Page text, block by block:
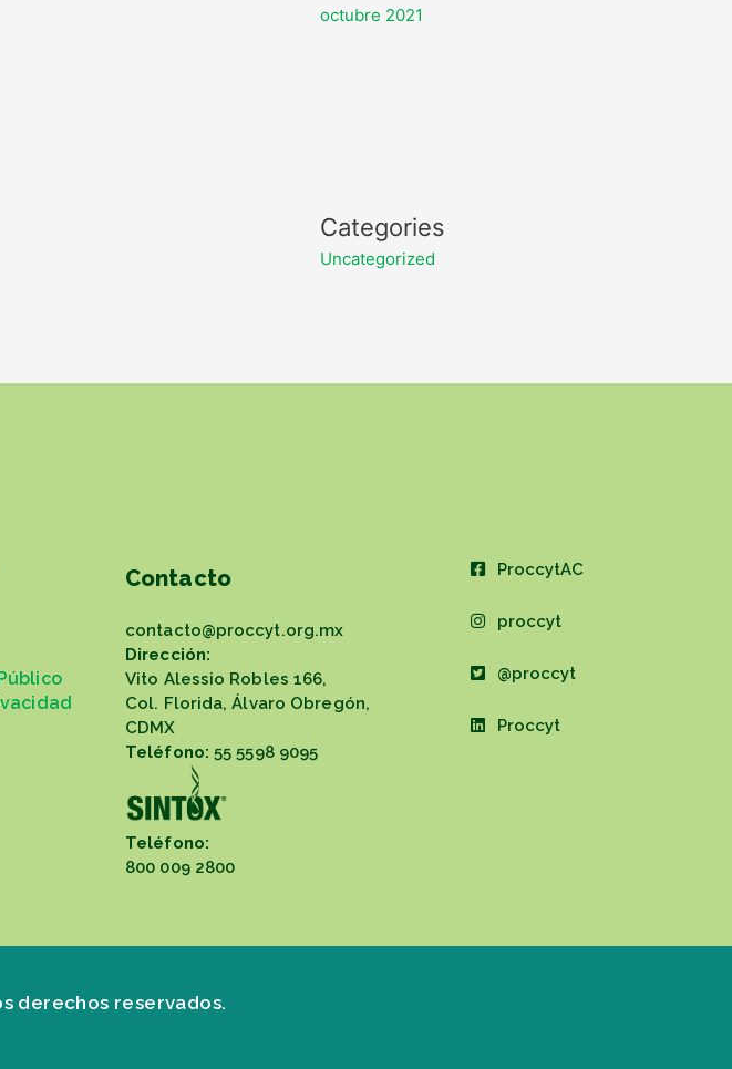
octubre 2021
Categories
Uncategorized
Contacto
contacto@proccyt.org.mx
Dirección:
Vito Alessio Robles 166,
Col. Florida, Álvaro Obregón,
CDMX
Teléfono: 55 5598 9095
Teléfono:
800 009 2800
ProccytAC
proccyt
@proccyt
Proccyt
derechos reservados.